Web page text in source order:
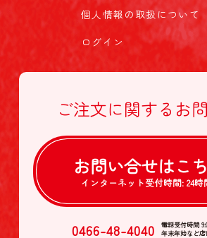
個人情報の取扱について
ログイン
ご注文に関する お
お問い合せはこ
インターネット受付時間: 24時
0466-48-4040
電話受付時間
年末年始など店